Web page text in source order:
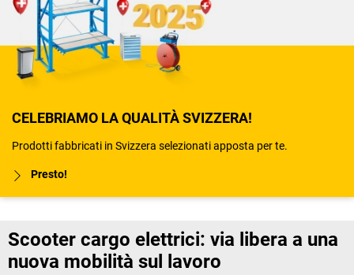
CELEBRIAMO LA QUALITÀ SVIZZERA!
Prodotti fabbricati in Svizzera selezionati apposta per te.
Presto!
Scooter cargo elettrici: via libera a una
nuova mobilità sul lavoro